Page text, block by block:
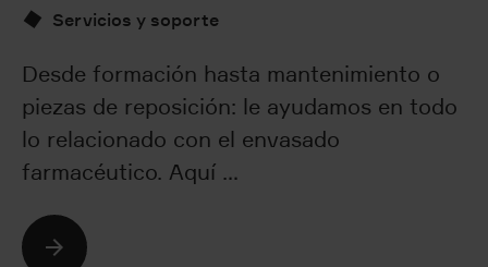
Servicios y soporte
Desde formación hasta mantenimiento o
piezas de reposición: le ayudamos en todo
lo relacionado con el envasado
farmacéutico. Aquí …